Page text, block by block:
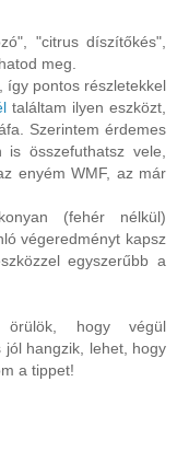
"citrus díszítőkés",
meg.
így pontos részletekkel
találtam ilyen eszközt,
Szerintem érdemes
is összefuthatsz vele,
enyém WMF, az már
(fehér nélkül)
végeredményt kapsz
egyszerűbb a
hogy végül
jól hangzik, lehet, hogy
a tippet!